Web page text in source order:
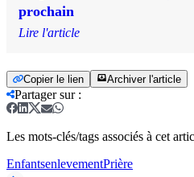
prochain
Lire l'article
Copier le lien Archiver l'article
Partager sur:
Les mots-clés/tags associés à cet
EnfantsenlevementPrière